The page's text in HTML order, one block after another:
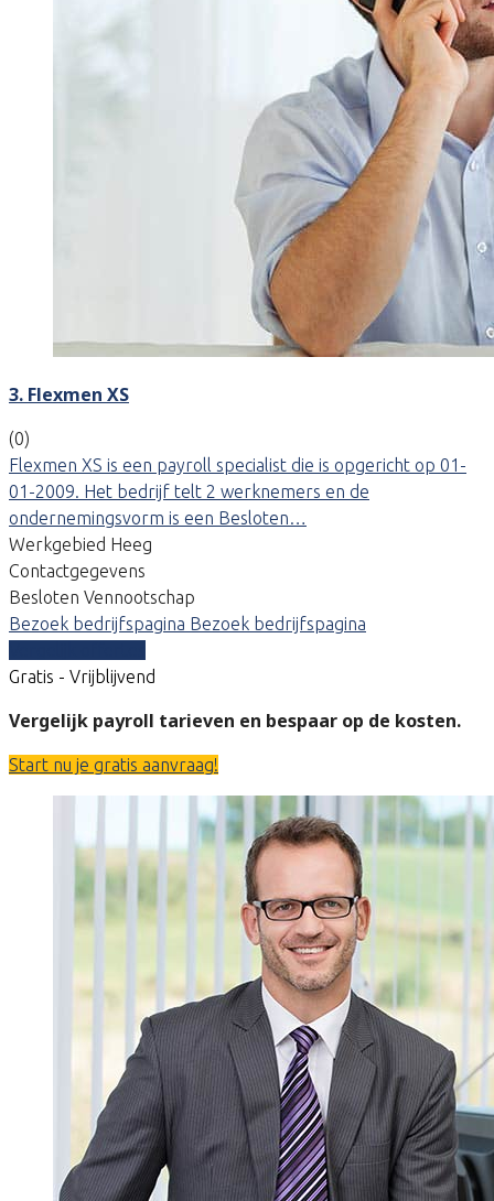
3. Flexmen XS
(0)
Flexmen XS is een payroll specialist die is opgericht op 01-
01-2009. Het bedrijf telt 2 werknemers en de
ondernemingsvorm is een Besloten…
Werkgebied Heeg
Contactgegevens
Besloten Vennootschap
Bezoek bedrijfspagina Bezoek bedrijfspagina
Gratis - Vrijblijvend
Vergelijk payroll tarieven en bespaar op de kosten.
Start nu je gratis aanvraag!